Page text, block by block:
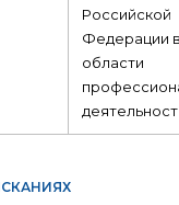
Российской
Федерации
области